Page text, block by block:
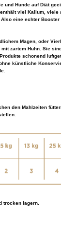
und Hunde auf Diät
viel Kalium, viele
eine echter
Magen, oder
zartem Huhn. Sie
schonend
künstliche
den Mahlzeiten
trocken lagern.